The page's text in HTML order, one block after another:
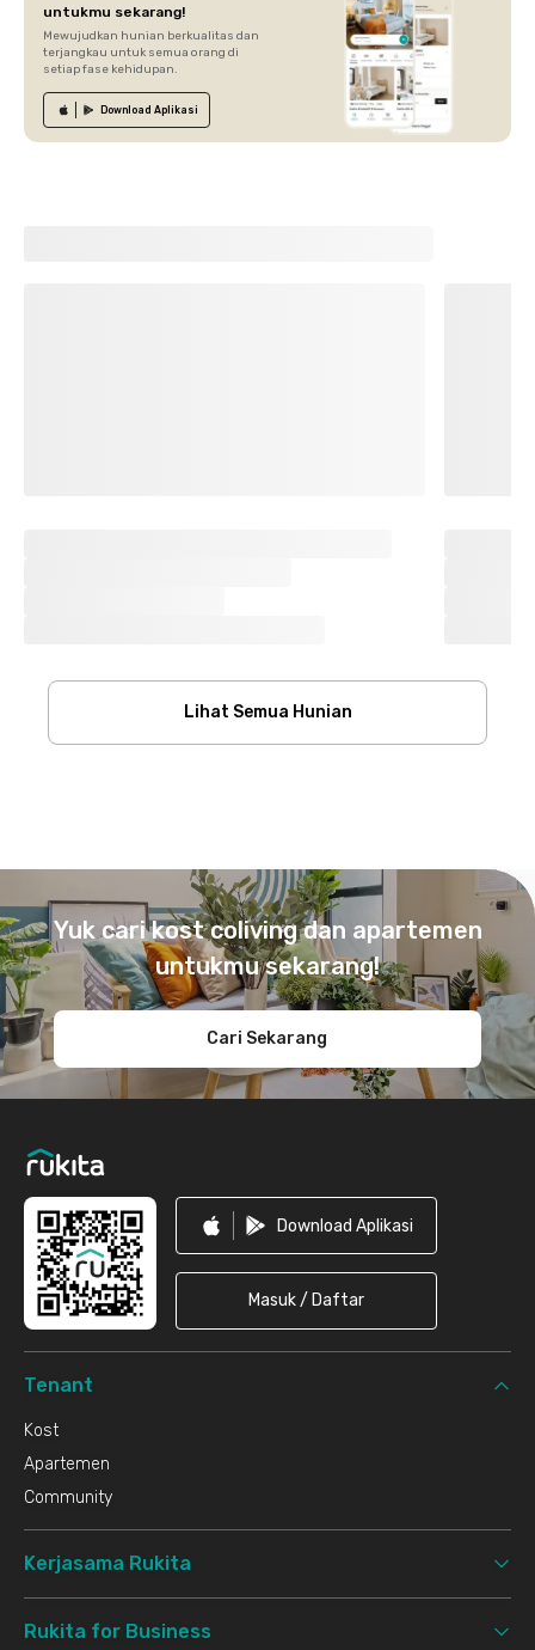
untukmu sekarang!
Mewujudkan hunian berkualitas dan
terjangkau untuk semua orang di
setiap fase kehidupan.
Download Aplikasi
Lihat Semua Hunian
Yuk cari kost coliving dan apartemen
untukmu sekarang!
Cari Sekarang
Download Aplikasi
Masuk / Daftar
Tenant
Kost
Apartemen
Community
Kerjasama Rukita
Rukita for Business